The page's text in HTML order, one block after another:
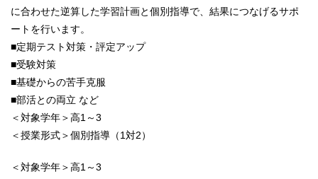
に合わせた逆算した学習計画と個別指導で、結果につなげるサポ
ートを行います。
■定期テスト対策・評定アップ
■受験対策
■基礎からの苦手克服
■部活との両立 など
＜対象学年＞高1～3
＜授業形式＞個別指導（1対2）
＜対象学年＞高1～3